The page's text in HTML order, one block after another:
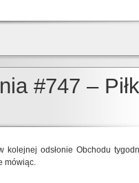
#747 –
kolejnej odsłonie Obchodu
mówiąc.